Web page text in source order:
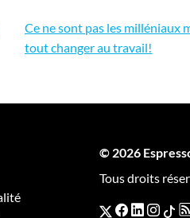
Ce ne sont pas les milléniaux
tout changer au travail!
© 2026
Tous droits